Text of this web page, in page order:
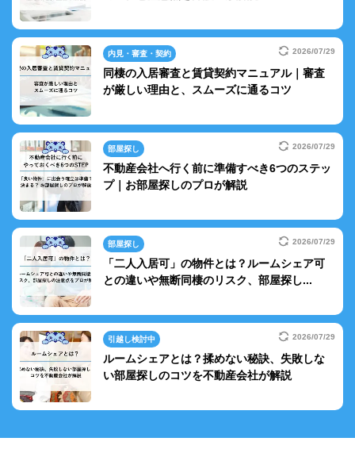
内見・審査・契約 2026/07/29
同棲の入居審査と賃貸契約マニュアル｜審査
が厳しい理由と、スムーズに通るコツ
部屋探し 2026/07/29
不動産会社へ行く前に準備すべき6つのステッ
プ｜お部屋探しのプロが解説
部屋探し 2026/07/29
「二人入居可」の物件とは？ルームシェア可
との違いや無断同棲のリスク、部屋探し...
引越し検討中 2026/07/29
ルームシェアとは？揉めない秘訣、失敗しな
い部屋探しのコツを不動産会社が解説